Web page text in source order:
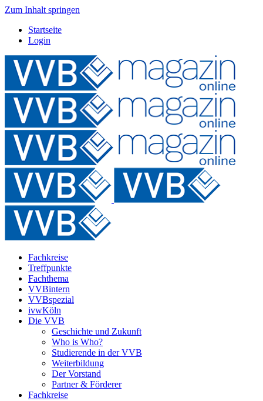
Zum Inhalt springen
Startseite
Login
Fachkreise
Treffpunkte
Fachthema
VVBintern
VVBspezial
ivwKöln
Die VVB
Geschichte und Zukunft
Who is Who?
Studierende in der VVB
Weiterbildung
Der Vorstand
Partner & Förderer
Fachkreise